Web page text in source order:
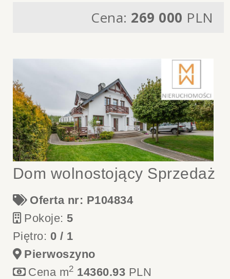
Cena: 269 000 PLN
Dom wolnostojący Sprzedaż
Oferta nr: P104834
Pokoje:5
Piętro: 0 / 1
Pierwoszyno
Cena m2 14360.93 PLN